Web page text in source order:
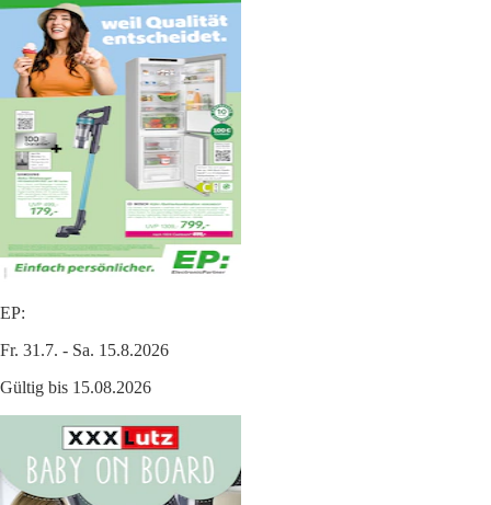
EP:
Fr. 31.7. - Sa. 15.8.2026
Gültig bis 15.08.2026